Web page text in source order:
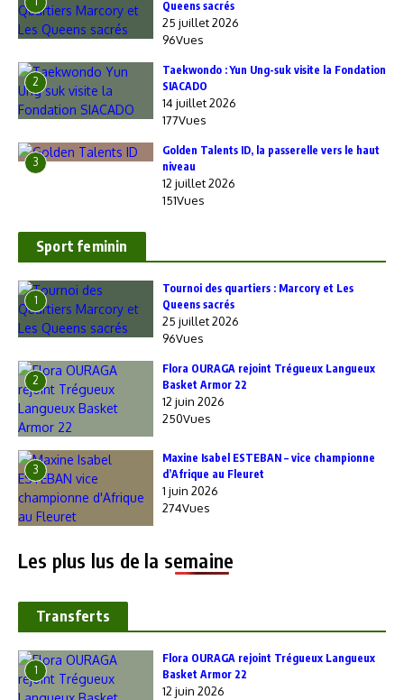
Queens sacrés
25 juillet 2026
96Vues
2
Taekwondo : Yun Ung-suk visite la Fondation
SIACADO
14 juillet 2026
177Vues
3
Golden Talents ID, la passerelle vers le haut
niveau
12 juillet 2026
151Vues
Sport feminin
1
‎Tournoi des quartiers : Marcory et Les
Queens sacrés
25 juillet 2026
96Vues
2
Flora OURAGA rejoint Trégueux Langueux
Basket Armor 22
12 juin 2026
250Vues
3
Maxine Isabel ESTEBAN – vice championne
d’Afrique au Fleuret
1 juin 2026
274Vues
Les plus lus de la semaine
Transferts
1
Flora OURAGA rejoint Trégueux Langueux
Basket Armor 22
12 juin 2026